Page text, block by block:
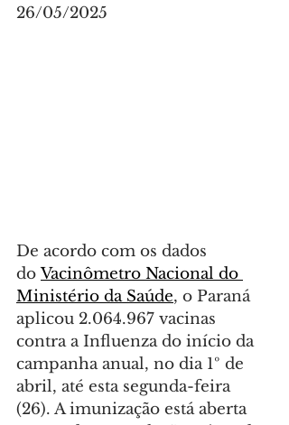
26/05/2025
De acordo com os dados
do Vacinômetro Nacional do
Ministério da Saúde, o Paraná
aplicou 2.064.967 vacinas
contra a Influenza do início da
campanha anual, no dia 1º de
abril, até esta segunda-feira
(26). A imunização está aberta